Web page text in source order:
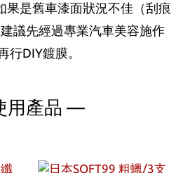
是舊車漆面狀況不佳（刮痕
議先經過專業汽車美容施作
行DIY鍍膜。
用產品 —